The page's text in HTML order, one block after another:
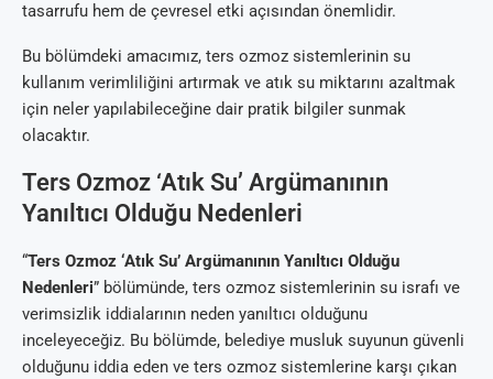
tasarrufu hem de çevresel etki açısından önemlidir.
Bu bölümdeki amacımız, ters ozmoz sistemlerinin su
kullanım verimliliğini artırmak ve atık su miktarını azaltmak
için neler yapılabileceğine dair pratik bilgiler sunmak
olacaktır.
Ters Ozmoz ‘Atık Su’ Argümanının
Yanıltıcı Olduğu Nedenleri
“Ters Ozmoz ‘Atık Su’ Argümanının Yanıltıcı Olduğu
Nedenleri” bölümünde, ters ozmoz sistemlerinin su israfı ve
verimsizlik iddialarının neden yanıltıcı olduğunu
inceleyeceğiz. Bu bölümde, belediye musluk suyunun güvenli
olduğunu iddia eden ve ters ozmoz sistemlerine karşı çıkan